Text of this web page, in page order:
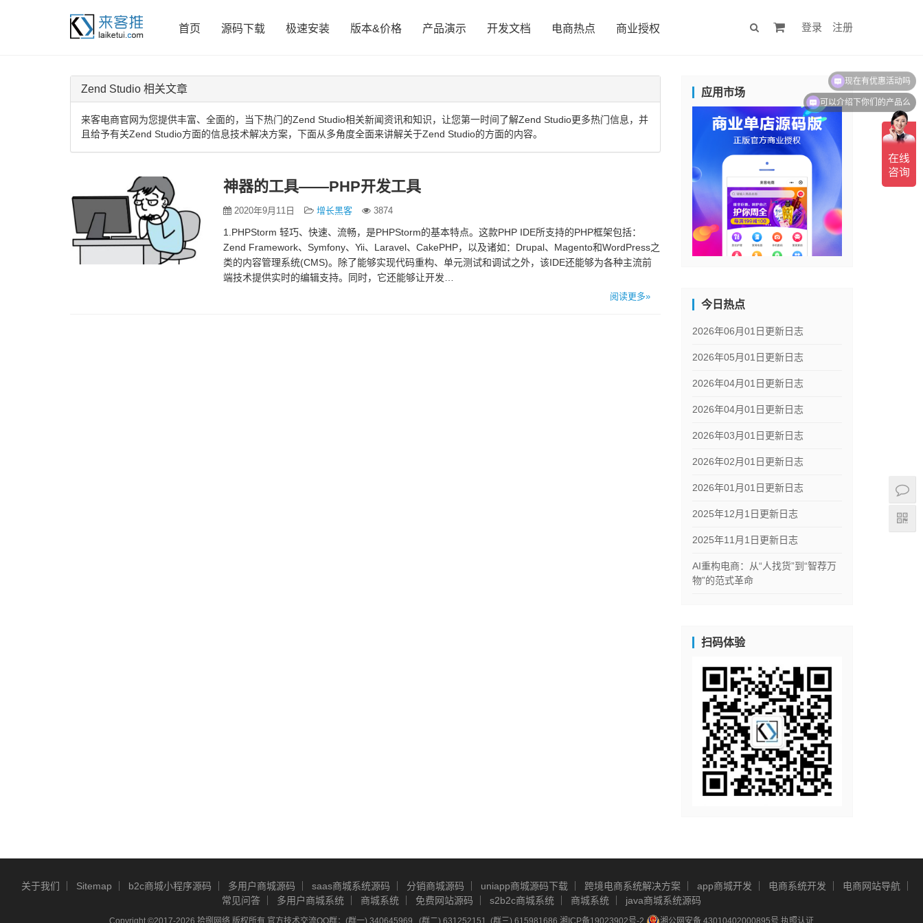
首页 源码下载 极速安装 版本&价格 产品演示 开发文档 电商热点 商业授权 登录 注册
Zend Studio 相关文章
来客电商官网为您提供丰富、全面的，当下热门的Zend Studio相关新闻资讯和知识，让您第一时间了解Zend Studio更多热门信息，并
且给予有关Zend Studio方面的信息技术解决方案，下面从多角度全面来讲解关于Zend Studio的方面的内容。
神器的工具——PHP开发工具
2020年9月11日 增长黑客 3874
1.PHPStorm 轻巧、快速、流畅，是PHPStorm的基本特点。这款PHP IDE所支持的PHP框架包括：
Zend Framework、Symfony、Yii、Laravel、CakePHP，以及诸如：Drupal、Magento和WordPress之
类的内容管理系统(CMS)。除了能够实现代码重构、单元测试和调试之外，该IDE还能够为各种主流前
端技术提供实时的编辑支持。同时，它还能够让开发…
阅读更多»
应用市场
今日热点
2026年06月01日更新日志
2026年05月01日更新日志
2026年04月01日更新日志
2026年04月01日更新日志
2026年03月01日更新日志
2026年02月01日更新日志
2026年01月01日更新日志
2025年12月1日更新日志
2025年11月1日更新日志
AI重构电商：从“人找货”到“智荐万
物”的范式革命
扫码体验
关于我们 Sitemap b2c商城小程序源码 多用户商城源码 saas商城系统源码 分销商城源码 uniapp商城源码下载 跨境电商系统解决方案 app商城开发 电商系统开发
电商网站导航
常见问答
多用户商城系统 商城系统 免费网站源码 s2b2c商城系统 商城系统 java商城系统源码
Copyright ©2017-2026 拾捌网络 版权所有 官方技术交流QQ群：(群一) 340645969 , (群二) 631252151, (群三) 615981686 湘ICP备19023902号-2 湘公网安备 43010402000895号 执照认证
可以介绍下你们的产品么
现在有优惠活动吗